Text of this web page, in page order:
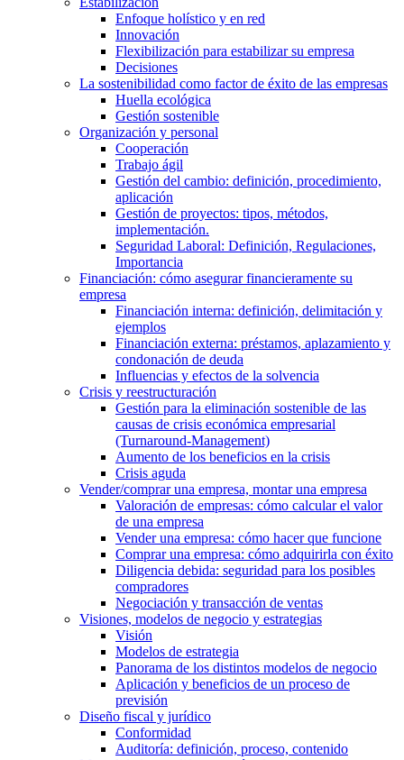
Enfoque holístico y en red
Innovación
Flexibilización para estabilizar su empresa
Decisiones
La sostenibilidad como factor de éxito de las empresas
Huella ecológica
Gestión sostenible
Organización y personal
Cooperación
Trabajo ágil
Gestión del cambio: definición, procedimiento,
aplicación
Gestión de proyectos: tipos, métodos,
implementación.
Seguridad Laboral: Definición, Regulaciones,
Importancia
Financiación: cómo asegurar financieramente su
empresa
Financiación interna: definición, delimitación y
ejemplos
Financiación externa: préstamos, aplazamiento y
condonación de deuda
Influencias y efectos de la solvencia
Crisis y reestructuración
Gestión para la eliminación sostenible de las
causas de crisis económica empresarial
(Turnaround-Management)
Aumento de los beneficios en la crisis
Crisis aguda
Vender/comprar una empresa, montar una empresa
Valoración de empresas: cómo calcular el valor
de una empresa
Vender una empresa: cómo hacer que funcione
Comprar una empresa: cómo adquirirla con éxito
Diligencia debida: seguridad para los posibles
compradores
Negociación y transacción de ventas
Visiones, modelos de negocio y estrategias
Visión
Modelos de estrategia
Panorama de los distintos modelos de negocio
Aplicación y beneficios de un proceso de
previsión
Diseño fiscal y jurídico
Conformidad
Auditoría: definición, proceso, contenido